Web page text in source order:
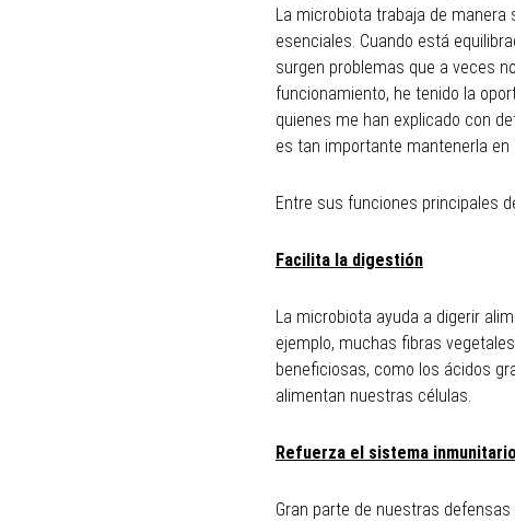
La microbiota trabaja de manera
esenciales. Cuando está
surgen problemas que a veces
funcionamiento, he tenido la
quienes me han explicado con
es tan importante mantenerla en
Entre sus funciones principales
Facilita la digestión
La microbiota ayuda a digerir
ejemplo, muchas fibras
beneficiosas, como los ácidos
alimentan nuestras células.
Refuerza el sistema inmunitario
Gran parte de nuestras